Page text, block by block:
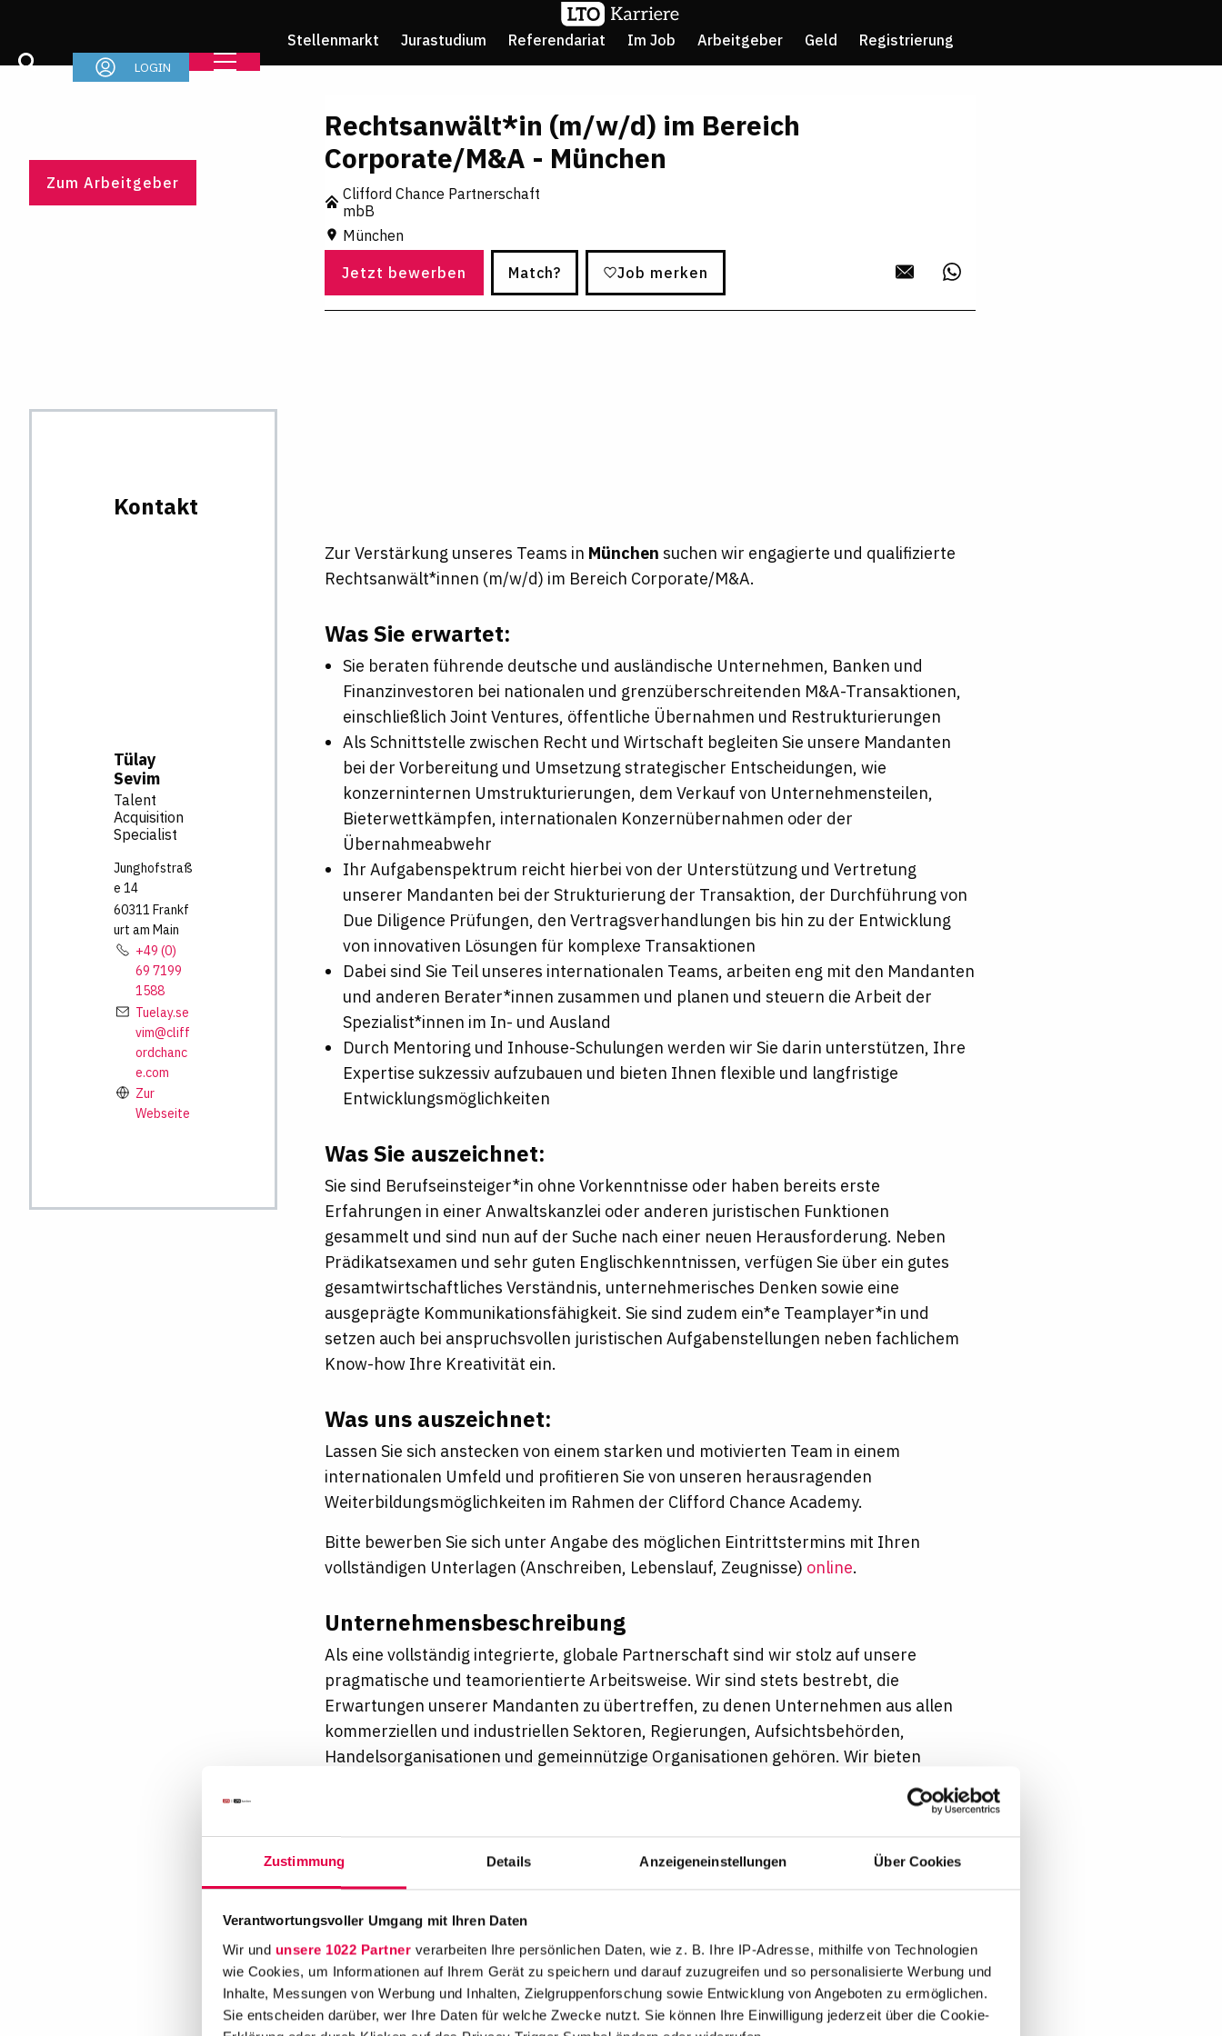
Zustimmung Details Anzeigeneinstellungen Über Cookies
Verantwortungsvoller Umgang mit Ihren Daten
Wir und unsere 1022 Partner verarbeiten Ihre persönlichen Daten, wie z. B. Ihre IP-Adresse, mithilfe von Technologien
wie Cookies, um Informationen auf Ihrem Gerät zu speichern und darauf zuzugreifen und so personalisierte Werbung und
Inhalte, Messungen von Werbung und Inhalten, Zielgruppenforschung sowie Entwicklung von Angeboten zu ermöglichen.
Sie entscheiden darüber, wer Ihre Daten für welche Zwecke nutzt. Sie können Ihre Einwilligung jederzeit über die Cookie-
Stellenmarkt Jurastudium Referendariat Im Job Arbeitgeber Geld Registrierung
LOGIN
Zum Arbeitgeber
Kontakt
Tülay
Sevim
Talent
Acquisition
Specialist
Junghofstraß
e 14
60311 Frankf
urt am Main
+49 (0)
69 7199
1588
Tuelay.se
vim@cliff
ordchanc
e.com
Zur
Webseite
Rechtsanwält*in (m/w/d) im Bereich
Corporate/M&A - München
Clifford Chance Partnerschaft
mbB
München
Jetzt bewerben Match? Job merken
Zur Verstärkung unseres Teams in München suchen wir engagierte und qualifizierte
Rechtsanwält*innen (m/w/d) im Bereich Corporate/M&A.
Was Sie erwartet:
Sie beraten führende deutsche und ausländische Unternehmen, Banken und
Finanzinvestoren bei nationalen und grenzüberschreitenden M&A-Transaktionen,
einschließlich Joint Ventures, öffentliche Übernahmen und Restrukturierungen
Als Schnittstelle zwischen Recht und Wirtschaft begleiten Sie unsere Mandanten
bei der Vorbereitung und Umsetzung strategischer Entscheidungen, wie
konzerninternen Umstrukturierungen, dem Verkauf von Unternehmensteilen,
Bieterwettkämpfen, internationalen Konzernübernahmen oder der
Übernahmeabwehr
Ihr Aufgabenspektrum reicht hierbei von der Unterstützung und Vertretung
unserer Mandanten bei der Strukturierung der Transaktion, der Durchführung von
Due Diligence Prüfungen, den Vertragsverhandlungen bis hin zu der Entwicklung
von innovativen Lösungen für komplexe Transaktionen
Dabei sind Sie Teil unseres internationalen Teams, arbeiten eng mit den Mandanten
und anderen Berater*innen zusammen und planen und steuern die Arbeit der
Spezialist*innen im In- und Ausland
Durch Mentoring und Inhouse-Schulungen werden wir Sie darin unterstützen, Ihre
Expertise sukzessiv aufzubauen und bieten Ihnen flexible und langfristige
Entwicklungsmöglichkeiten
Was Sie auszeichnet:
Sie sind Berufseinsteiger*in ohne Vorkenntnisse oder haben bereits erste
Erfahrungen in einer Anwaltskanzlei oder anderen juristischen Funktionen
gesammelt und sind nun auf der Suche nach einer neuen Herausforderung. Neben
Prädikatsexamen und sehr guten Englischkenntnissen, verfügen Sie über ein gutes
gesamtwirtschaftliches Verständnis, unternehmerisches Denken sowie eine
ausgeprägte Kommunikationsfähigkeit. Sie sind zudem ein*e Teamplayer*in und
setzen auch bei anspruchsvollen juristischen Aufgabenstellungen neben fachlichem
Know-how Ihre Kreativität ein.
Was uns auszeichnet:
Lassen Sie sich anstecken von einem starken und motivierten Team in einem
internationalen Umfeld und profitieren Sie von unseren herausragenden
Weiterbildungsmöglichkeiten im Rahmen der Clifford Chance Academy.
Bitte bewerben Sie sich unter Angabe des möglichen Eintrittstermins mit Ihren
vollständigen Unterlagen (Anschreiben, Lebenslauf, Zeugnisse) online.
Unternehmensbeschreibung
Als eine vollständig integrierte, globale Partnerschaft sind wir stolz auf unsere
pragmatische und teamorientierte Arbeitsweise. Wir sind stets bestrebt, die
Erwartungen unserer Mandanten zu übertreffen, zu denen Unternehmen aus allen
kommerziellen und industriellen Sektoren, Regierungen, Aufsichtsbehörden,
Handelsorganisationen und gemeinnützige Organisationen gehören. Wir bieten
Kanzlei mit umfassender lokaler Expertise verbinden. Inklusion ist ein zentraler
Bestandteil unserer Kanzleikultur – sie bereichert unsere Teams, stärkt unsere
Gemeinschaft und spiegelt unsere Verantwortung gegenüber der Gesellschaft wider.
Wir setzen uns aktiv für ein Arbeitsumfeld ein, in dem alle Menschen willkommen sind
Geschlechtsidentität oder -ausdruck, Familienstand, Hautfarbe, Herkunft, sozialem
oder wirtschaftlichem Hintergrund, Behinderung, religiöser Überzeugung, sexueller
Orientierung oder Alter. Unser Ziel ist es, allen Mitarbeiter*innen die gleichen
Chancen, Rechte und Entwicklungsmöglichkeiten zu bieten.